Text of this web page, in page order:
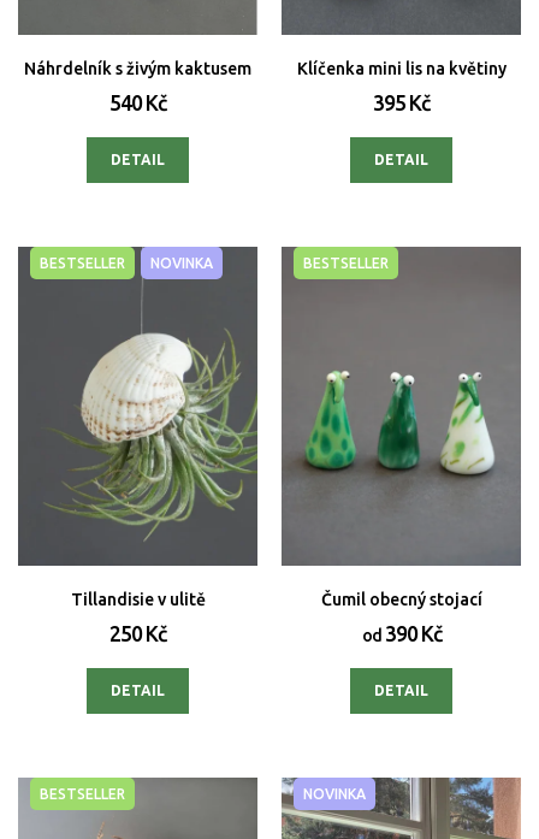
Náhrdelník s živým kaktusem
540 Kč
DETAIL
Klíčenka mini lis na květiny
395 Kč
DETAIL
BESTSELLER NOVINKA
Tillandisie v ulitě
250 Kč
DETAIL
BESTSELLER
Čumil obecný stojací
od390 Kč
DETAIL
BESTSELLER NOVINKA